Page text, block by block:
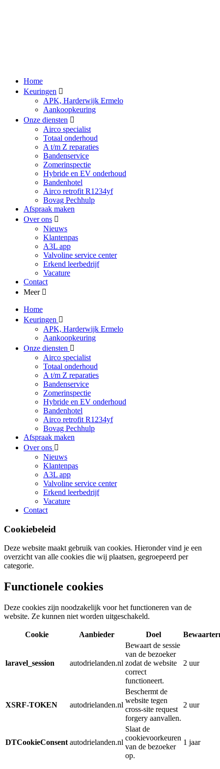
Home
Keuringen
APK, Harderwijk Ermelo
Aankoopkeuring
Onze diensten
Airco specialist
Totaal onderhoud
A t/m Z reparaties
Bandenservice
Zomerinspectie
Hybride en EV onderhoud
Bandenhotel
Airco retrofit R1234yf
Bovag Pechhulp
Afspraak maken
Over ons
Nieuws
Klantenpas
A3L app
Valvoline service center
Erkend leerbedrijf
Vacature
Contact
Meer
Home
Keuringen
APK, Harderwijk Ermelo
Aankoopkeuring
Onze diensten
Airco specialist
Totaal onderhoud
A t/m Z reparaties
Bandenservice
Zomerinspectie
Hybride en EV onderhoud
Bandenhotel
Airco retrofit R1234yf
Bovag Pechhulp
Afspraak maken
Over ons
Nieuws
Klantenpas
A3L app
Valvoline service center
Erkend leerbedrijf
Vacature
Contact
Cookiebeleid
Deze website maakt gebruik van cookies. Hieronder vind je een
overzicht van alle cookies die wij plaatsen, gegroepeerd per
categorie.
Functionele cookies
Deze cookies zijn noodzakelijk voor het functioneren van de
website. Ze kunnen niet worden uitgeschakeld.
Cookie Aanbieder Doel
laravel_session autodrielanden.nl
Bewaart de sessie
van de bezoeker
zodat de website
correct
functioneert.
2 uur
XSRF-TOKEN autodrielanden.nl
Beschermt de
website tegen
cross-site request
forgery aanvallen.
2 uur
DTCookieConsent autodrielanden.nl
Slaat de
cookievoorkeuren
van de bezoeker
op.
1 jaar